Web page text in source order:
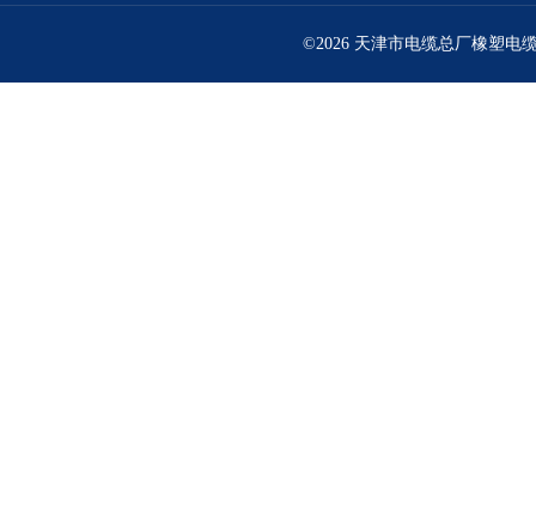
©2026 天津市电缆总厂橡塑电